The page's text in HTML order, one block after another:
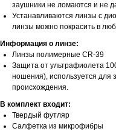
заушники не ломаются и не
Устанавливаются линзы с
линзы можно покрасить в
Информация о линзе:
Линзы полимерные CR-39
Защита от ультрафиолета
ношения), используется для
происхождения.
В комплект входит:
Твердый футляр
Салфетка из микрофибры